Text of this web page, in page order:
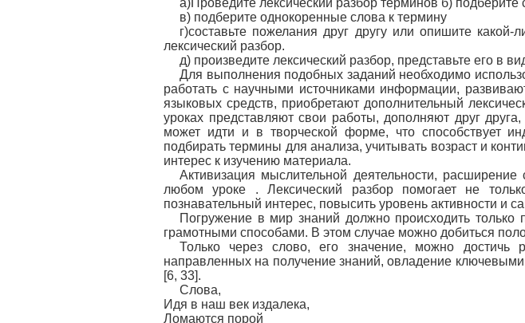
а)Проведите лексический разбор терминов б)
в) подберите однокоренные слова к термину
г)составьте пожелания друг другу или опишите
лексический разбор.
д) произведите лексический разбор, представьте его в
Для выполнения подобных заданий необходимо
работать с научными источниками информации,
языковых средств, приобретают дополнительный
уроках представляют свои работы, дополняют друг
может идти и в творческой форме, что способствует
подбирать термины для анализа, учитывать возраст и
интерес к изучению материала.
Активизация мыслительной деятельности,
любом уроке . Лексический разбор помогает не
познавательный интерес, повысить уровень активности и
Погружение в мир знаний должно происходить только
грамотными способами. В этом случае можно добиться
Только через слово, его значение, можно достичь
направленных на получение знаний, овладение
[6, 33].
Слова,
Идя в наш век издалека,
Ломаются порой